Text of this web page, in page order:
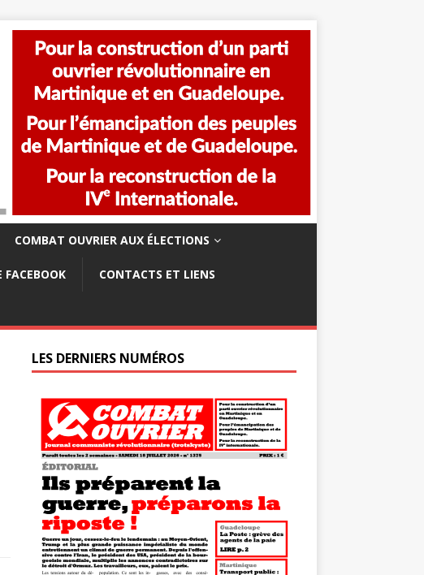
COMBAT OUVRIER AUX ÉLECTIONS
FACEBOOK CONTACTS ET LIENS
LES DERNIERS NUMÉROS